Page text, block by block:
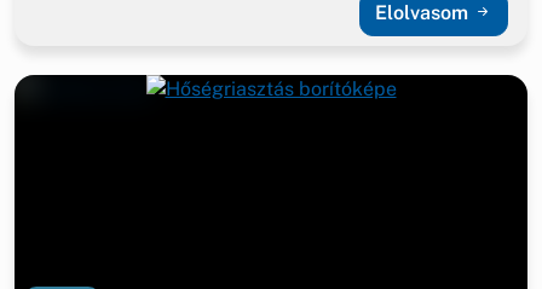
Elolvasom